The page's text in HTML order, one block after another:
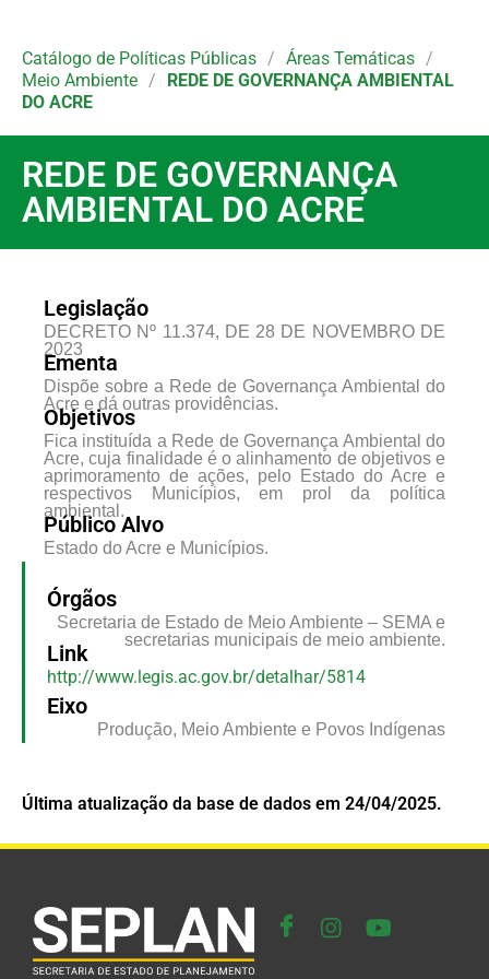
Catálogo de Políticas Públicas / Áreas Temáticas /
Meio Ambiente /
REDE DE GOVERNANÇA AMBIENTAL
DO ACRE
REDE DE GOVERNANÇA
AMBIENTAL DO ACRE
Legislação​
DECRETO Nº 11.374, DE 28 DE NOVEMBRO DE
2023
Ementa
Dispõe sobre a Rede de Governança Ambiental do
Acre e dá outras providências.
Objetivos
Fica instituída a Rede de Governança Ambiental do
Acre, cuja finalidade é o alinhamento de objetivos e
aprimoramento de ações, pelo Estado do Acre e
respectivos Municípios, em prol da política
ambiental.
Público Alvo
Estado do Acre e Municípios.
Órgãos
Secretaria de Estado de Meio Ambiente – SEMA e
secretarias municipais de meio ambiente.
Link
http://www.legis.ac.gov.br/detalhar/5814
Eixo
Produção, Meio Ambiente e Povos Indígenas
Última atualização da base de dados em 24/04/2025.